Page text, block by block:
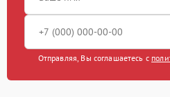
Отправляя, Вы соглашаетесь с